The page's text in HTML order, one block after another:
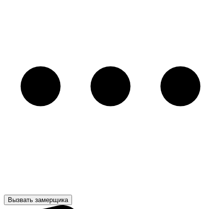
Вызвать замерщика